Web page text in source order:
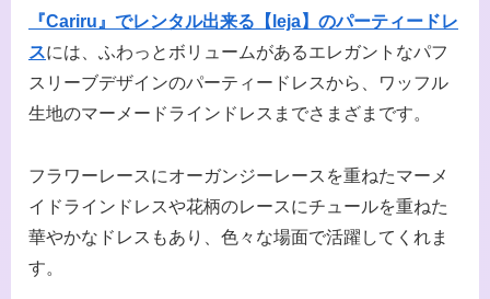
『Cariru』でレンタル出来る【leja】のパーティードレ
スには、ふわっとボリュームがあるエレガントなパフ
スリーブデザインのパーティードレスから、ワッフル
生地のマーメードラインドレスまでさまざまです。
フラワーレースにオーガンジーレースを重ねたマーメ
イドラインドレスや花柄のレースにチュールを重ねた
華やかなドレスもあり、色々な場面で活躍してくれま
す。